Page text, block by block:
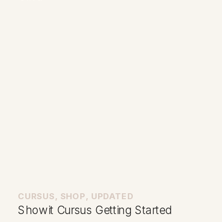
Showit Cursus Getting Started
CURSUS, SHOP, UPDATED